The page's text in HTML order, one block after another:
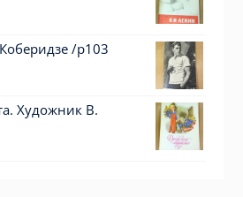
/p103
Художник В.